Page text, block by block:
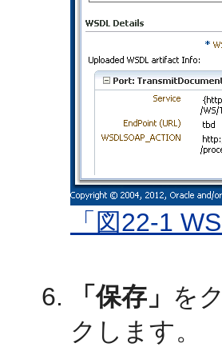
「図22-1
「保存」 を
クします。